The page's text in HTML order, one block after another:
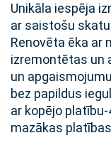
Unikāla iespēja
ar saistošu
Renovēta ēka ar
izremontētas un
un
bez papildus
ar kopējo
mazākas